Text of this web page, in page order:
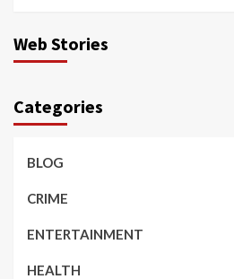
Web Stories
Categories
BLOG
CRIME
ENTERTAINMENT
HEALTH